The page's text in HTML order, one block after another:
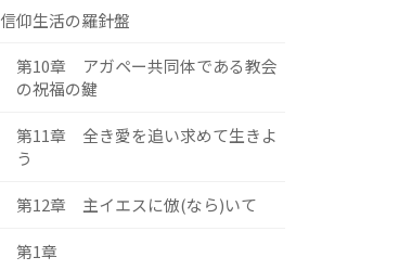
信仰生活の羅針盤
第10章 アガペー共同体である教会
の祝福の鍵
第11章 全き愛を追い求めて生きよ
う
第12章 主イエスに倣(なら)いて
第1章